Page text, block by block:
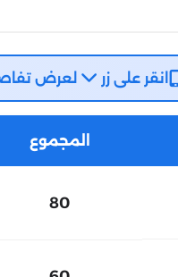
انقر على زر لعرض
المجموع
80